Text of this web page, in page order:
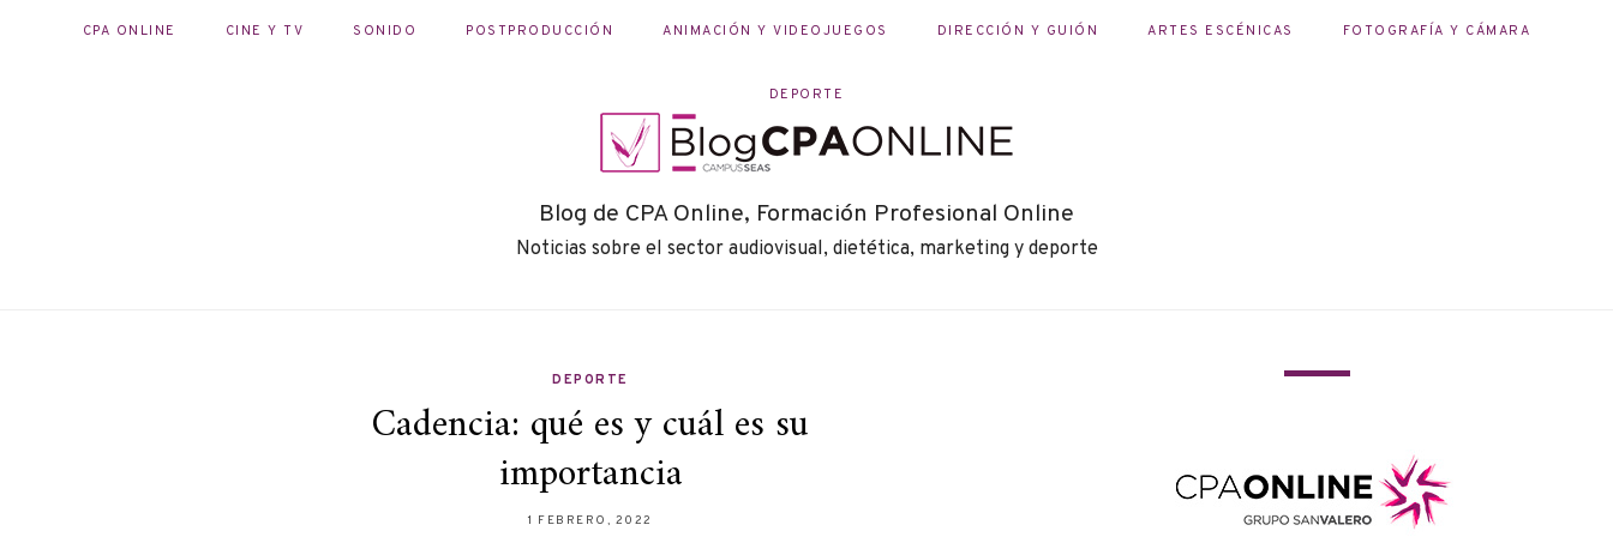
CPA ONLINE CINE Y TV SONIDO POSTPRODUCCIÓN ANIMACIÓN Y VIDEOJUEGOS DIRECCIÓN Y GUIÓN ARTES ESCÉNICAS FOTOGRAFÍA Y CÁMARA
DEPORTE
Blog de CPA Online, Formación Profesional Online
Noticias sobre el sector audiovisual, dietética, marketing y deporte
DEPORTE
Cadencia: qué es y cuál es su
importancia
1 FEBRERO, 2022